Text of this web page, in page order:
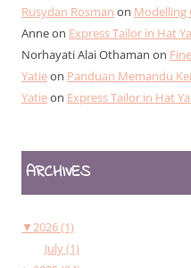
Rusydan Rosman on Modelling
Anneon Express Tailor in Hat
Norhayati Alai Othaman on
Yatieon Panduan Memandu
Yatieon Express Tailor in Hat Yai
ARCHIVES
▼2026 (1)
July (1)